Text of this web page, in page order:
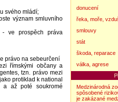
svého mládí;
význam smluvního
- ve prospěch práva
právo na sebeurčení
římskými občany a
tzn. právo mezi
protiklad k national
a až poté soukromé
donucení
řeka, moře,
smlouvy
stát
škoda, reparace
válka, agrese
Medzinárodná
spôsobené
je zakázané